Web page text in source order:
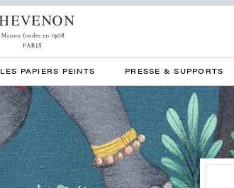
LES PAPIERS PEINTS PRESSE & SUPPORTS